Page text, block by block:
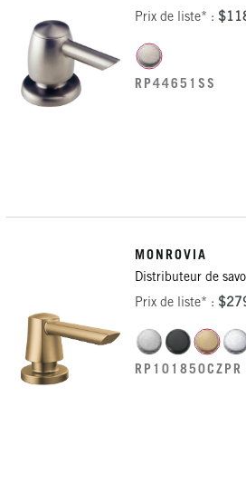
Prix de liste* :
RP44651SS
MONROVIA
Distributeur de
Prix de liste* :
RP101850CZPR